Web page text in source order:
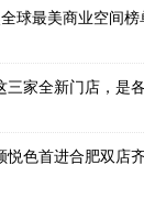
球最美商业空间
三家全新门店，是
悦色首进合肥双店